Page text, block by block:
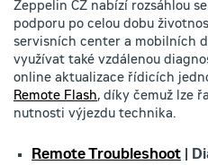
Zeppelin CZ nabízí rozsáhlou
podporu po celou dobu
servisních center a mobilních
využívat také vzdálenou
online aktualizace řídicích
Remote Flash, díky čemuž lze
nutnosti výjezdu technika.
Remote Troubleshoot |